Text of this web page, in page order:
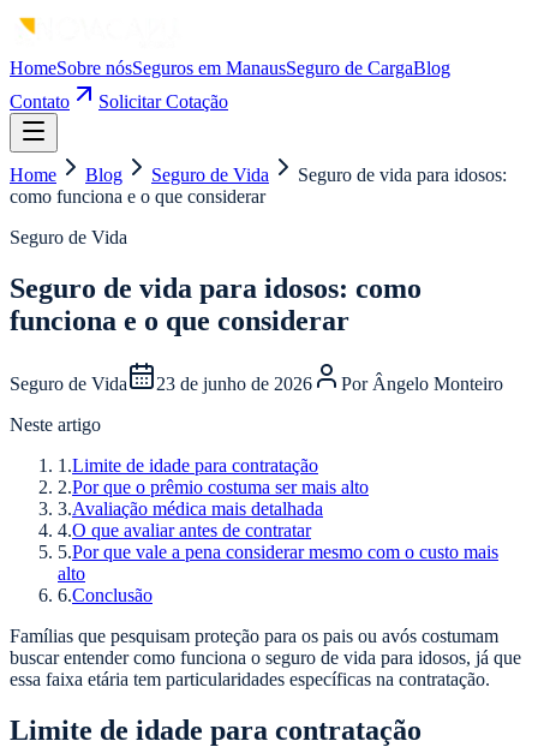
HomeSobre nósSeguros em ManausSeguro de CargaBlog
Contato
Solicitar Cotação
Home Blog Seguro de Vida
Seguro de vida para idosos:
como funciona e o que considerar
Seguro de Vida
Seguro de vida para idosos: como
funciona e o que considerar
Seguro de Vida 23 de junho de 2026 Por Ângelo Monteiro
Neste artigo
1 .Limite de idade para contratação
2.Por que o prêmio costuma ser mais alto
3.Avaliação médica mais detalhada
4.O que avaliar antes de contratar
5.Por que vale a pena considerar mesmo com o custo mais
alto
6.Conclusão
Famílias que pesquisam proteção para os pais ou avós costumam
buscar entender como funciona o seguro de vida para idosos, já que
essa faixa etária tem particularidades específicas na contratação.
Limite de idade para contratação